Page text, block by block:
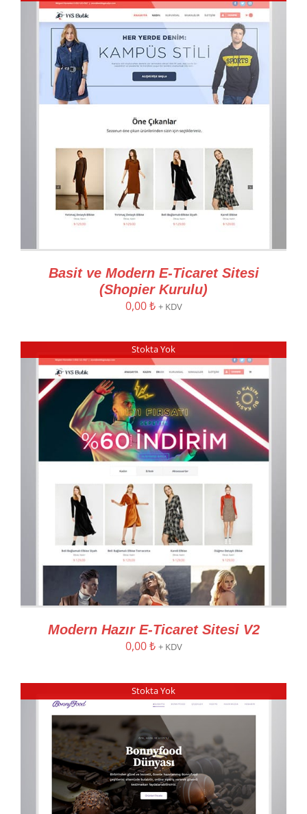
Basit ve Modern E-Ticaret Sitesi
(Shopier Kurulu)
0,00₺ + KDV
Stokta Yok
Modern Hazır E-Ticaret Sitesi V2
0,00₺ + KDV
Stokta Yok